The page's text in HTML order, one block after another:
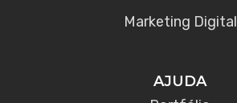
Marketing Digital
AJUDA